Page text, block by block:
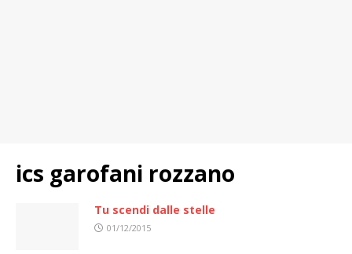
ics garofani rozzano
Tu scendi dalle stelle
01/12/2015